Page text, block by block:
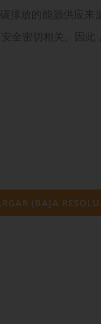
排放的能源供应来
全密切相关。因此
(BAJA